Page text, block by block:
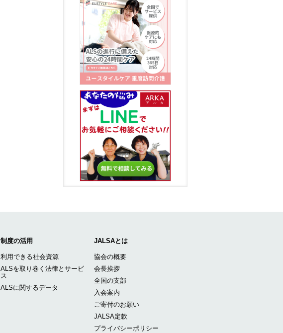
制度の活用
利用できる社会資源
ALSを取り巻く法律とサービ
ス
ALSに関するデータ
JALSAとは
協会の概要
会長挨拶
全国の支部
入会案内
ご寄付のお願い
JALSA定款
プライバシーポリシー